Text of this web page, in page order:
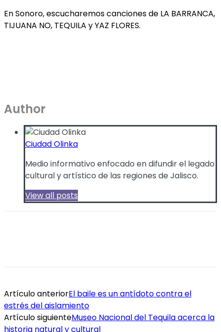
En Sonoro, escucharemos canciones de LA BARRANCA,
TIJUANA NO, TEQUILA y YAZ FLORES.
Author
Ciudad Olinka
Medio informativo enfocado en difundir el legado
cultural y artístico de las regiones de Jalisco.
View all posts
Artículo anteriorEl baile es un antídoto contra el
estrés del aislamiento
Artículo siguienteMuseo Nacional del Tequila acerca la
historia natural y cultural